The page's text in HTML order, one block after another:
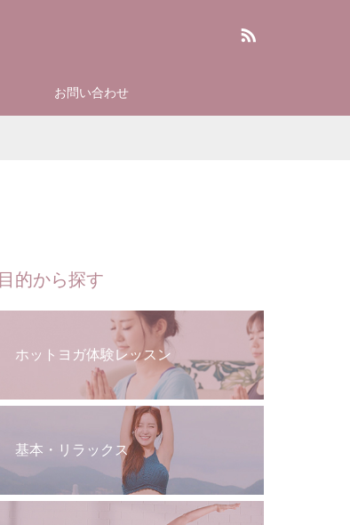
お問い合わせ
目的から探す
ホットヨガ体験レッスン
基本・リラックス